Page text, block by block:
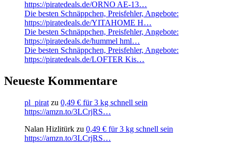
https://piratedeals.de/ORNO AE-13…
Die besten Schnäppchen, Preisfehler, Angebote:
https://piratedeals.de/YITAHOME H…
Die besten Schnäppchen, Preisfehler, Angebote:
https://piratedeals.de/hummel hml…
Die besten Schnäppchen, Preisfehler, Angebote:
https://piratedeals.de/LOFTER Kis…
Neueste Kommentare
pl_pirat zu 0,49 € für 3 kg schnell sein
https://amzn.to/3LCrjRS…
Nalan Hizlitürk zu 0,49 € für 3 kg schnell sein
https://amzn.to/3LCrjRS…